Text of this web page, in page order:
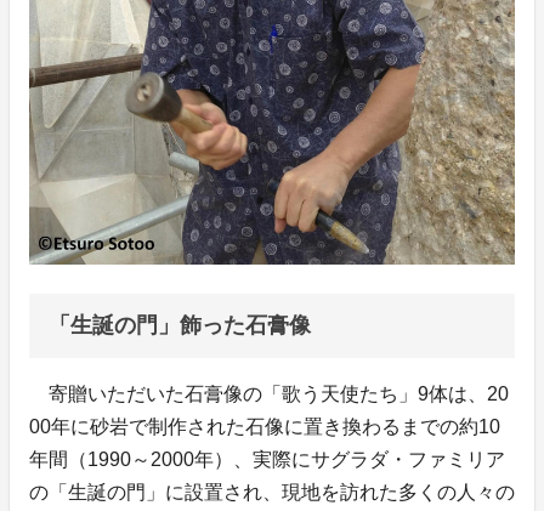
「生誕の門」飾った石膏像
寄贈いただいた石膏像の「歌う天使たち」9体は、20
00年に砂岩で制作された石像に置き換わるまでの約10
年間（1990～2000年）、実際にサグラダ・ファミリア
の「生誕の門」に設置され、現地を訪れた多くの人々の